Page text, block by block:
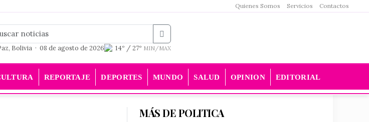
Quienes Somos Servicios Contactos
Bolivia · 08 de agosto de 2026 14º / 27º MIN/MAX
REPORTAJE DEPORTES MUNDO SALUD OPINION EDITORIAL
MÁS DE POLITICA